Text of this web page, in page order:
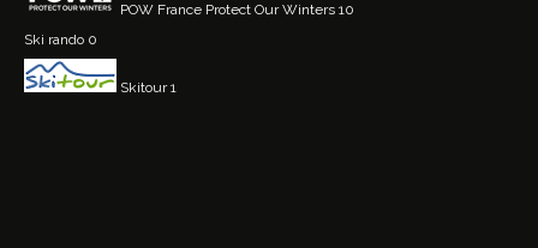
POW France Protect Our Winters 10
Ski rando 0
Skitour1